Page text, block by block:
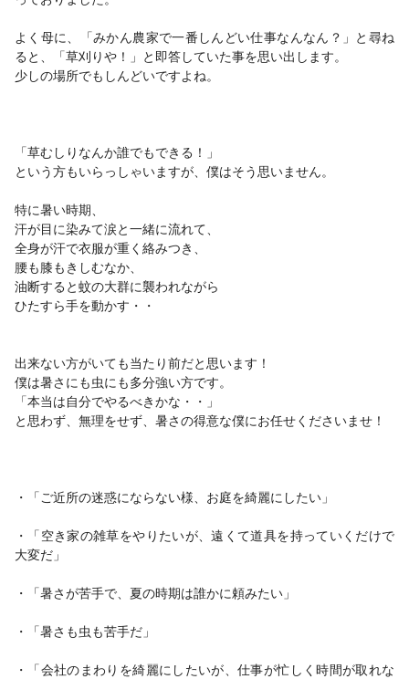
よく母に、「みかん農家で一番しんどい仕事なんなん？」と尋ね
ると、「草刈りや！」と即答していた事を思い出します。
少しの場所でもしんどいですよね。
「草むしりなんか誰でもできる！」
という方もいらっしゃいますが、僕はそう思いません。
特に暑い時期、
汗が目に染みて涙と一緒に流れて、
全身が汗で衣服が重く絡みつき、
腰も膝もきしむなか、
油断すると蚊の大群に襲われながら
ひたすら手を動かす・・
出来ない方がいても当たり前だと思います！
僕は暑さにも虫にも多分強い方です。
「本当は自分でやるべきかな・・」
と思わず、無理をせず、暑さの得意な僕にお任せくださいませ！
・「ご近所の迷惑にならない様、お庭を綺麗にしたい」
・「空き家の雑草をやりたいが、遠くて道具を持っていくだけで
大変だ」
・「暑さが苦手で、夏の時期は誰かに頼みたい」
・「暑さも虫も苦手だ」
・「会社のまわりを綺麗にしたいが、仕事が忙しく時間が取れな